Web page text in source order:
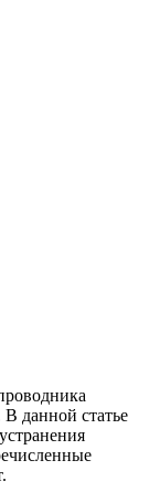
данной статье